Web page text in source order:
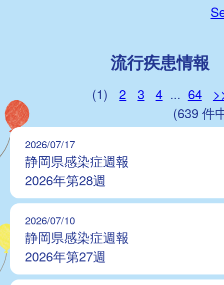
流行疾患情報
(1) 2 3 4 ... 64
(639 件
2026/07/17
静岡県感染症週報
2026年第28週
2026/07/10
静岡県感染症週報
2026年第27週